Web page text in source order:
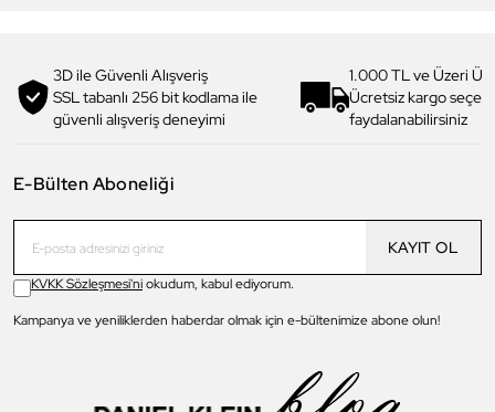
3D ile Güvenli Alışveriş
SSL tabanlı 256 bit kodlama ile
güvenli alışveriş deneyimi
1.000 TL ve Üzeri
Ücretsiz kargo
faydalanabilirsiniz
E-Bülten Aboneliği
KAYIT OL
KVKK Sözleşmesi'niokudum, kabul ediyorum.
Kampanya ve yeniliklerden haberdar olmak için e-bültenimize abone olun!